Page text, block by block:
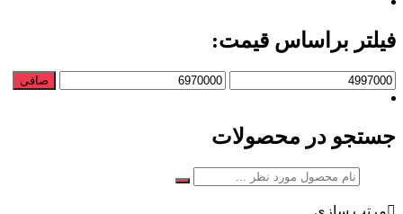
فیلتر براساس قیمت:
حداقل
قیمت
حداكثر
صافی
جستجو در محصولات
مرتب سازی